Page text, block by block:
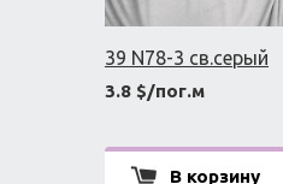
39 N78-3 св.серый
3.8 $/пог.м
В корзину